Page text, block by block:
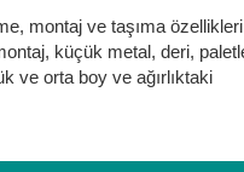
montaj ve taşıma özellikleri
küçük metal, deri,
ve orta boy ve ağırlıktaki